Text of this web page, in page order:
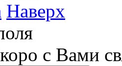
Наверх
с Вами